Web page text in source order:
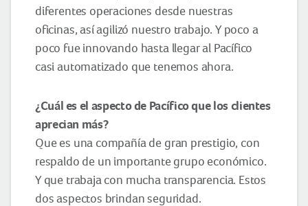
diferentes operaciones desde nuestras
oficinas, así agilizó nuestro trabajo. Y poco a
poco fue innovando hasta llegar al Pacífico
casi automatizado que tenemos ahora.
¿Cuál es el aspecto de Pacífico que los clientes
aprecian más?
Que es una compañía de gran prestigio, con
respaldo de un importante grupo económico.
Y que trabaja con mucha transparencia. Estos
dos aspectos brindan seguridad.